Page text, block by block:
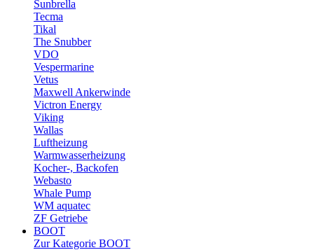
Sunbrella
Tecma
Tikal
The Snubber
VDO
Vespermarine
Vetus
Maxwell Ankerwinde
Victron Energy
Viking
Wallas
Luftheizung
Warmwasserheizung
Kocher-, Backofen
Webasto
Whale Pump
WM aquatec
ZF Getriebe
BOOT
Zur Kategorie BOOT